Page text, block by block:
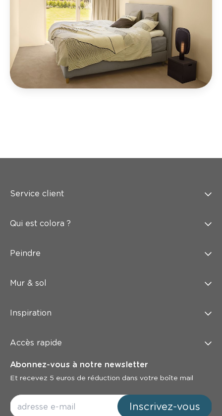
Service client
Qui est colora ?
Peindre
Mur & sol
Inspiration
Accès rapide
Abonnez-vous à notre newsletter
Et recevez 5 euros de réduction dans votre boîte mail
Inscrivez-vous